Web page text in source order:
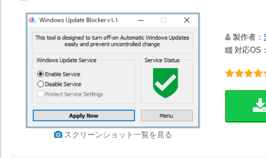
スクリーンショット一覧を見る
製作者：
対応OS